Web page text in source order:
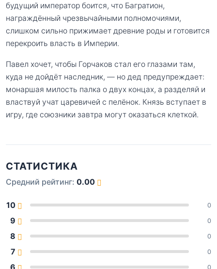
будущий император боится, что Багратион,
награждённый чрезвычайными полномочиями,
слишком сильно прижимает древние роды и готовится
перекроить власть в Империи.
Павел хочет, чтобы Горчаков стал его глазами там,
куда не дойдёт наследник, — но дед предупреждает:
монаршая милость палка о двух концах, а разделяй и
властвуй учат царевичей с пелёнок. Князь вступает в
игру, где союзники завтра могут оказаться клеткой.
СТАТИСТИКА
Средний рейтинг: 0.00
10 0
9 0
8 0
7 0
0